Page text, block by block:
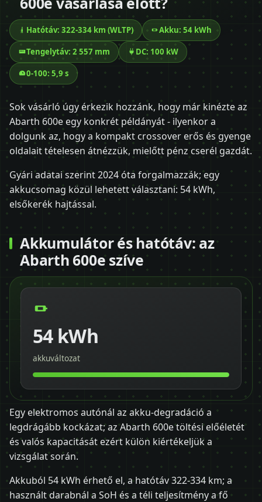
Hatótáv: 322-334 km (WLTP) Akku: 54 kWh
Tengelytáv: 2 557 mm DC: 100 kW
0-100: 5,9 s
Sok vásárló úgy érkezik hozzánk, hogy már kinézte az
Abarth 600e egy konkrét példányát - ilyenkor a
dolgunk az, hogy a kompakt crossover erős és gyenge
oldalait tételesen átnézzük, mielőtt pénz cserél gazdát.
Gyári adatai szerint 2024 óta forgalmazzák; egy
akkucsomag közül lehetett választani: 54 kWh,
elsőkerék hajtással.
Akkumulátor és hatótáv: az
Abarth 600e szíve
54 kWh
akkuváltozat
Egy elektromos autónál az akku-degradáció a
legdrágább kockázat; az Abarth 600e töltési előéletét
és valós kapacitását ezért külön kiértékeljük a
vizsgálat során.
Akkuból 54 kWh érhető el, a hatótáv 322-334 km; a
használt darabnál a SoH és a téli teljesítmény a fő